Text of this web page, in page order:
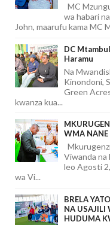
MC
wa habari
John, maarufu kama MC
DC
Haramu
Na
Kinondoni,
Green
kwanza kua...
WMA NANE
Viwanda na
leo Agosti
wa Vi...
BRELA
NA USAJILI
HUDUMA